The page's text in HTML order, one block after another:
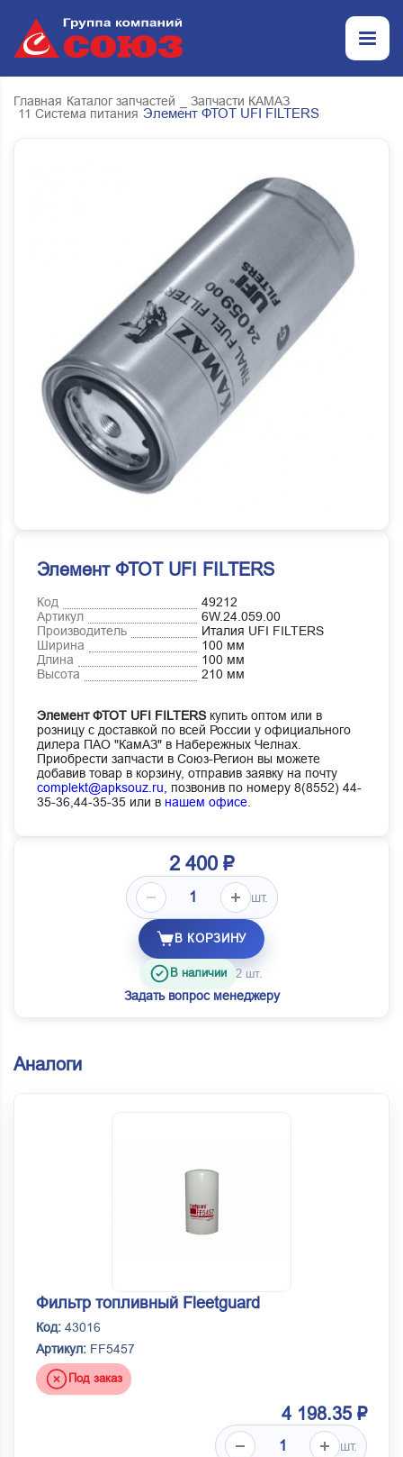
Главная Каталог запчастей
_ Запчасти КАМАЗ
11 Система питания Элемент ФТОТ UFI FILTERS
Элемент ФТОТ UFI FILTERS
Код
49212
Артикул
6W.24.059.00
Производитель
Италия UFI FILTERS
Ширина
100 мм
Длина
100 мм
Высота
210 мм
Элемент ФТОТ UFI FILTERSкупить оптом или в
розницу с доставкой по всей России у официального
дилера ПАО "КамАЗ" в Набережных Челнах.
Приобрести запчасти в Союз-Регион вы можете
добавив товар в корзину, отправив заявку на почту
complekt@apksouz.ru,
позвонив по номеру 8(8552) 44-
35-36,44-35-35 или в нашем офисе
2 400 ₽
шт.
В КОРЗИНУ
В наличии 2 шт.
Задать вопрос менеджеру
Аналоги
Фильтр топливный Fleetguard
Код: 43016
Артикул: FF5457
Под заказ
4 198.35 ₽
шт.